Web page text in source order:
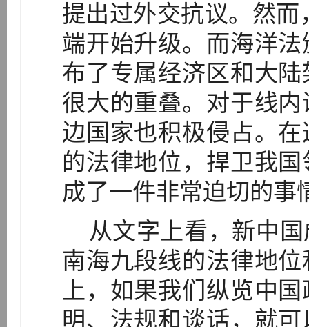
提出过外交抗议。然
端开始升级。而海洋
布了专属经济区和大
很大的重叠。对于线
边国家也积极侵占。
的法律地位，捍卫我
成了一件非常迫切的事
从文字上看，新中国
南海九段线的法律地
上，如果我们纵览中
明、法规和谈话，就